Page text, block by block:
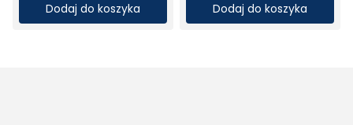
Dodaj do koszyka Dodaj do koszyka